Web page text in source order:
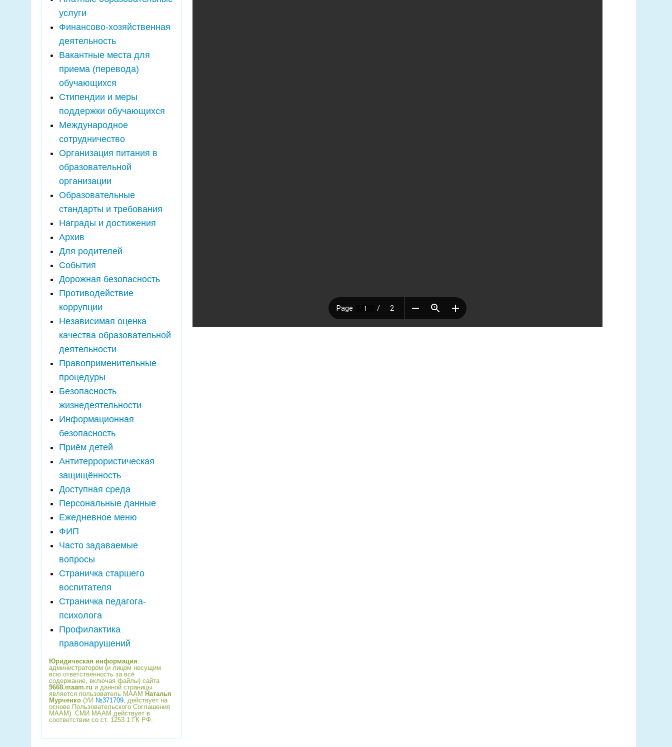
услуги
Финансово-хозяйственная
деятельность
Вакантные места для
приема (перевода)
обучающихся
Стипендии и меры
поддержки обучающихся
Международное
сотрудничество
Организация питания в
образовательной
организации
Образовательные
стандарты и требования
Награды и достижения
Архив
Для родителей
События
Дорожная безопасность
Противодействие
коррупции
Независимая оценка
качества образовательной
деятельности
Правоприменительные
процедуры
Безопасность
жизнедеятельности
Информационная
безопасность
Приём детей
Антитеррористическая
защищённость
Доступная среда
Персональные данные
Ежедневное меню
ФИП
Часто задаваемые
вопросы
Страничка старшего
воспитателя
Страничка педагога-
психолога
Профилактика
правонарушений
Юридическая информация:
администратором (и лицом несущим
всю ответственность за всё
содержание, включая файлы) сайта
9668.maam.ru и данной страницы
является пользователь МААМ Наталья
Мурченко (УИ №371709, действует на
основе Пользовательского Соглашения
МААМ). СМИ МААМ действует в
соответствии со ст. 1253.1 ГК РФ.